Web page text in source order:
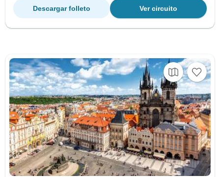
Ver circuito
Descargar folleto